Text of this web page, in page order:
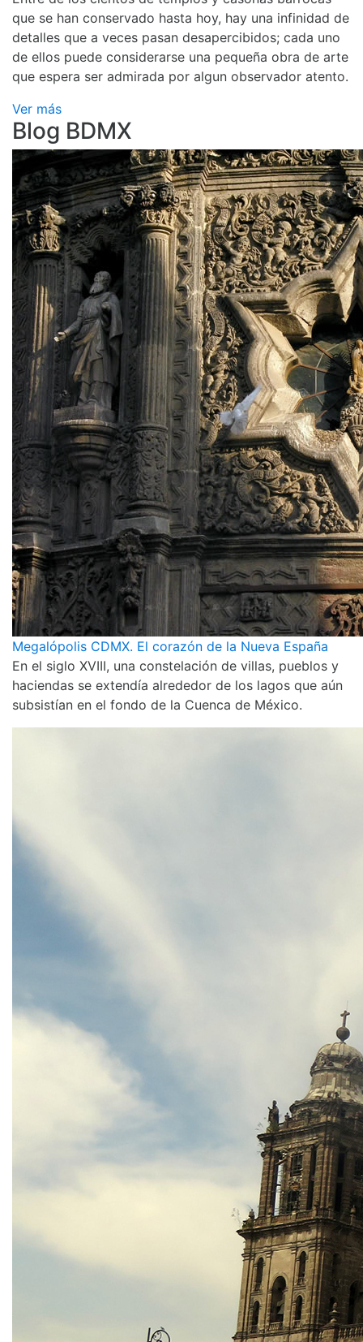
que se han conservado hasta hoy, hay una infinidad de
detalles que a veces pasan desapercibidos; cada uno
de ellos puede considerarse una pequeña obra de arte
que espera ser admirada por algun observador atento.
Ver más
Blog BDMX
Megalópolis CDMX. El corazón de la Nueva España
En el siglo XVIII, una constelación de villas, pueblos y
haciendas se extendía alrededor de los lagos que aún
subsistían en el fondo de la Cuenca de México.